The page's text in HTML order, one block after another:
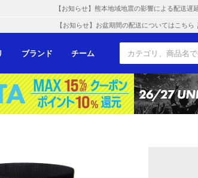
【お知らせ】熊本地域地震の影響による配送遅
【お知らせ】お盆期間の配送についてはこちら
ブランド チーム